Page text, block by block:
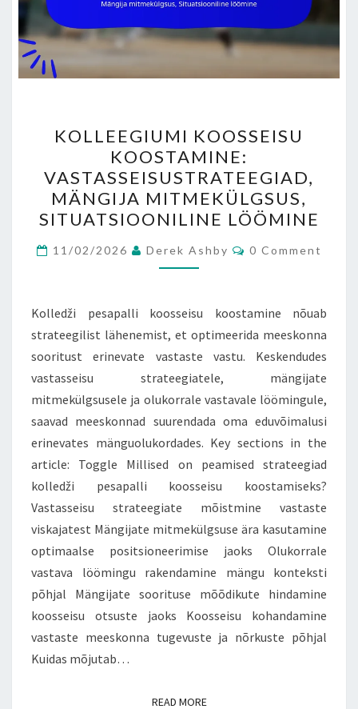
KOOSSEISU
KOOSTAMINE:
MÄNGIJA
MITMEKÜLGSUS,
SITUATSIOONILINE
LÖÖMINE
KOLLEEGIUMI KOOSSEISU
KOOSTAMINE:
VASTASSEISUSTRATEEGIAD,
MÄNGIJA MITMEKÜLGSUS,
SITUATSIOONILINE LÖÖMINE
11/02/2026 Derek Ashby Comments
0 Comment
Kolledži pesapalli koosseisu koostamine nõuab
strateegilist lähenemist, et optimeerida meeskonna
sooritust erinevate vastaste vastu. Keskendudes
vastasseisu strateegiatele, mängijate
mitmekülgsusele ja olukorrale vastavale löömingule,
saavad meeskonnad suurendada oma eduvõimalusi
erinevates mänguolukordades. Key sections in the
article: Toggle Millised on peamised strateegiad
kolledži pesapalli koosseisu koostamiseks?
Vastasseisu strateegiate mõistmine vastaste
viskajatest Mängijate mitmekülgsuse ära kasutamine
optimaalse positsioneerimise jaoks Olukorrale
vastava löömingu rakendamine mängu konteksti
põhjal Mängijate soorituse mõõdikute hindamine
koosseisu otsuste jaoks Koosseisu kohandamine
vastaste meeskonna tugevuste ja nõrkuste põhjal
Kuidas mõjutab…
READ MOREREAD MORE